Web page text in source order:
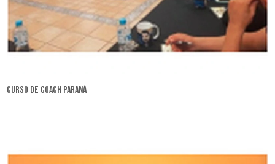
curso de coach Paraná